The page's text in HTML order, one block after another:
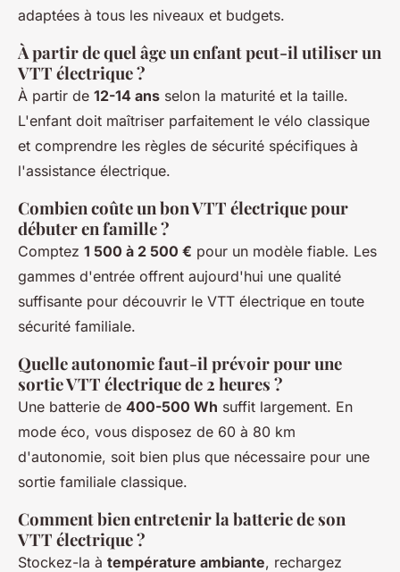
adaptées à tous les niveaux et budgets.
À partir de quel âge un enfant peut-il utiliser un
VTT électrique ?
À partir de 12-14 ans selon la maturité et la taille.
L'enfant doit maîtriser parfaitement le vélo classique
et comprendre les règles de sécurité spécifiques à
l'assistance électrique.
Combien coûte un bon VTT électrique pour
débuter en famille ?
Comptez 1 500 à 2 500 € pour un modèle fiable. Les
gammes d'entrée offrent aujourd'hui une qualité
suffisante pour découvrir le VTT électrique en toute
sécurité familiale.
Quelle autonomie faut-il prévoir pour une
sortie VTT électrique de 2 heures ?
Une batterie de 400-500 Wh suffit largement. En
mode éco, vous disposez de 60 à 80 km
d'autonomie, soit bien plus que nécessaire pour une
sortie familiale classique.
Comment bien entretenir la batterie de son
VTT électrique ?
Stockez-la à température ambiante, rechargez